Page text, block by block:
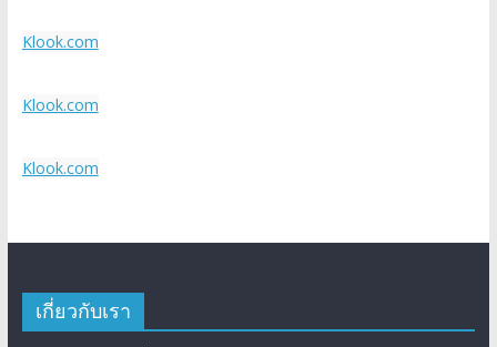
Klook.com
Klook.com
Klook.com
เกี่ยวกับเรา